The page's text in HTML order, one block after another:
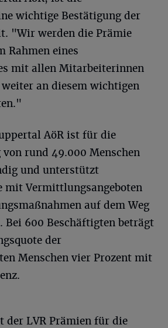
wichtige Bestätigung der
"Wir werden die Prämie
Rahmen eines
mit allen Mitarbeiterinnen
an diesem wichtigen
AöR ist für die
rund 49.000 Menschen
und unterstützt
mit Vermittlungsangeboten
auf dem Weg
Bei 600 Beschäftigten beträgt
der
Menschen vier Prozent mit
der LVR Prämien für die